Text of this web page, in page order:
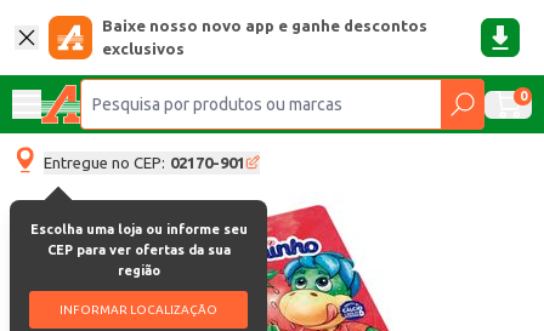
Baixe nosso novo app e ganhe descontos
exclusivos
0
Entregue no CEP: 02170-901
Escolha uma loja ou informe seu
CEP para ver ofertas da sua
região
INFORMAR LOCALIZAÇÃO